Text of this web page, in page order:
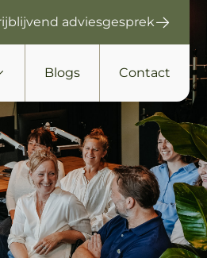
adviesgesprek
Blogs Contact